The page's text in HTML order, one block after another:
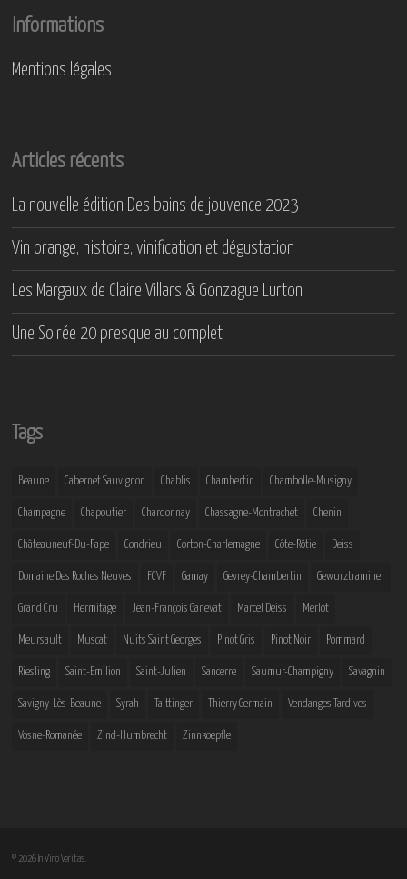
Informations
Mentions légales
Articles récents
La nouvelle édition Des bains de jouvence 2023
Vin orange, histoire, vinification et dégustation
Les Margaux de Claire Villars & Gonzague Lurton
Une Soirée 20 presque au complet
Tags
Beaune Cabernet Sauvignon Chablis Chambertin Chambolle-Musigny
Champagne Chapoutier Chardonnay Chassagne-Montrachet Chenin
Châteauneuf-Du-Pape Condrieu Corton-Charlemagne Côte-Rôtie Deiss
Domaine Des Roches Neuves FCVF Gamay Gevrey-Chambertin Gewurztraminer
Grand Cru Hermitage Jean-François Ganevat Marcel Deiss Merlot
Meursault Muscat Nuits Saint Georges Pinot Gris Pinot Noir Pommard
Riesling Saint-Emilion Saint-Julien Sancerre Saumur-Champigny Savagnin
Savigny-Lès-Beaune Syrah Taittinger Thierry Germain Vendanges Tardives
Vosne-Romanée Zind-Humbrecht Zinnkoepfle
© 2026 In Vino Veritas.